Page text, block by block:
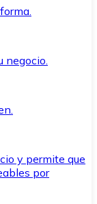
negocio.
y permite que
por